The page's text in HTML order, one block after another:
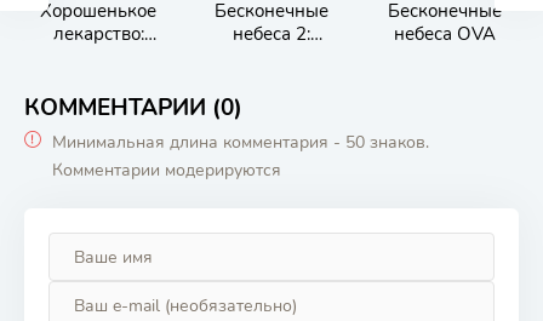
Хорошенькое
лекарство:
Бесконечные
небеса 2:
Бесконечные
небеса OVA
КОММЕНТАРИИ (0)
Минимальная длина комментария - 50 знаков.
Комментарии модерируются